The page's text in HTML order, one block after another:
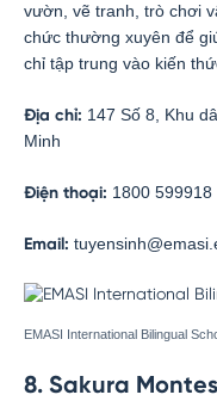
vườn, vẽ tranh, trò chơi
chức thường xuyên để
chỉ tập trung vào kiến
Địa chỉ: 147 Số 8, Khu
Minh
Điện thoại: 1800 599918
Email:
EMASI International Bilingual
8. Sakura